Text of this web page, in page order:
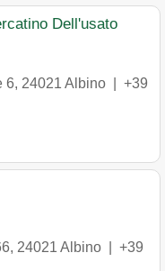
Dell'usato
6, 24021 Albino
+39
, 24021 Albino
+39